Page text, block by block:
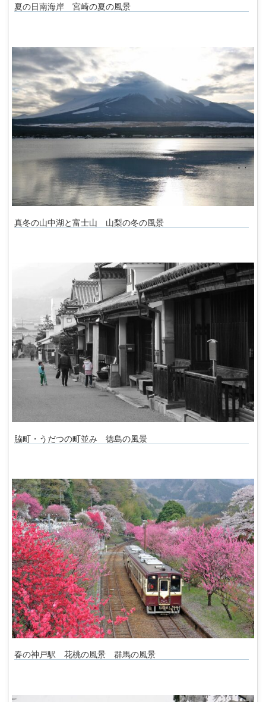
夏の日南海岸 宮崎の夏の風景
真冬の山中湖と富士山 山梨の冬の風景
脇町・うだつの町並み 徳島の風景
春の神戸駅 花桃の風景 群馬の風景